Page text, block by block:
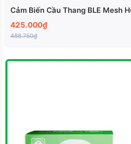
Cảm Biến Cầu Thang BLE Mesh
425.000₫
488.750₫